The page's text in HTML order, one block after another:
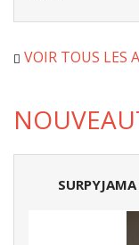
VOIR TOUS LES